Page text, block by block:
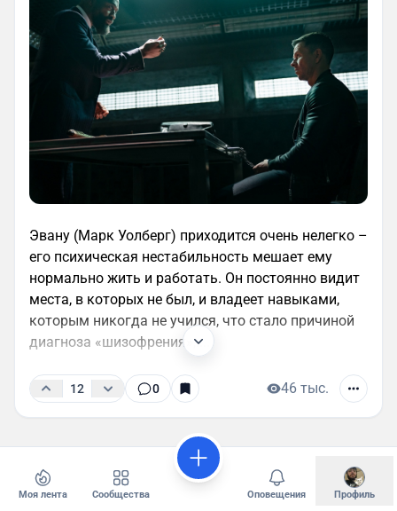
Эвану (Марк Уолберг) приходится очень нелегко –
его психическая нестабильность мешает ему
нормально жить и работать. Он постоянно видит
места, в которых не был, и владеет навыками,
которым никогда не учился, что стало причиной
диагноза «шизофрения»,....
12 0 46 тыс.
Моя лента Сообщества Оповещения Профиль